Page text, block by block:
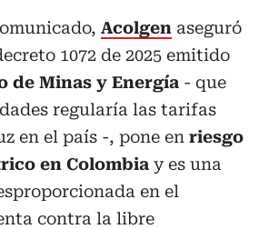
Acolgen aseguró
1072 de 2025 emitido
de Minas y Energía - que
regularía las tarifas
en el país -, pone en riesgo
en Colombia y es una
en el
contra la libre